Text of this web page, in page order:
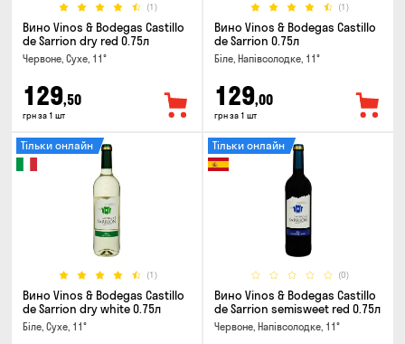
(1)
Вино Vinos & Bodegas Castillo
de Sarrion dry red 0.75л
Червоне, Сухе, 11°
129,50
грн за 1 шт
(1)
Вино Vinos & Bodegas Castillo
de Sarrion 0.75л
Біле, Напівсолодке, 11°
129,00
грн за 1 шт
(1)
Тільки онлайн
Вино Vinos & Bodegas Castillo
de Sarrion dry white 0.75л
Біле, Сухе, 11°
(0)
Тільки онлайн
Вино Vinos & Bodegas Castillo
de Sarrion semisweet red 0.75л
Червоне, Напівсолодке, 11°